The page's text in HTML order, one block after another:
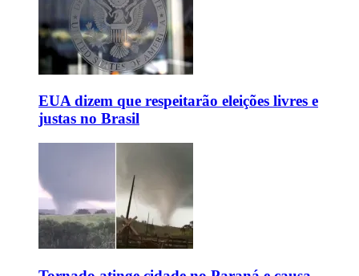
EUA dizem que respeitarão eleições livres e
justas no Brasil